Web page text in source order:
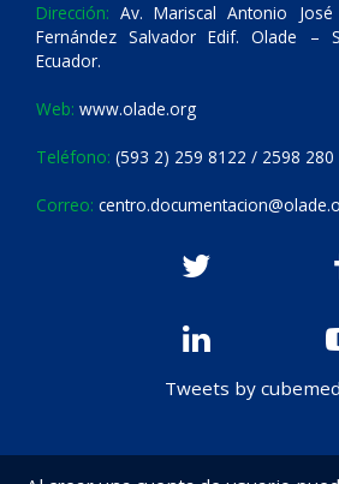
Dirección: Av. Mariscal Antonio
Fernández Salvador Edif. Olade –
Ecuador.
Web: www.olade.org
Teléfono: (593 2) 259 8122 / 2598 280
Correo:
Tweets by